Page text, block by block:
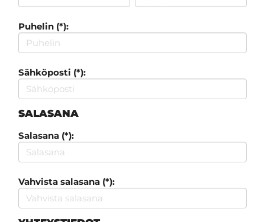
Puhelin (*):
Sähköposti (*):
SALASANA
Salasana (*):
Vahvista salasana (*):